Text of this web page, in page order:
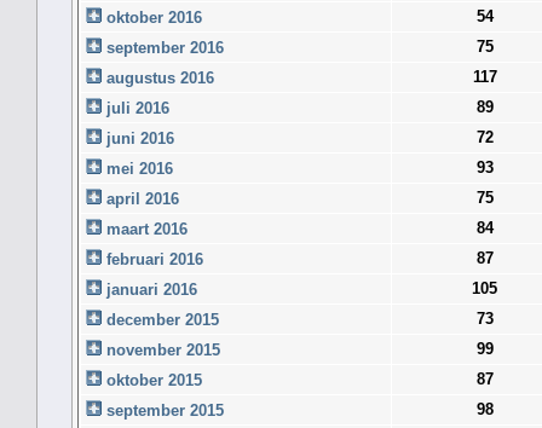
oktober 2016
54
september 2016
75
augustus 2016
117
juli 2016
89
juni 2016
72
mei 2016
93
april 2016
75
maart 2016
84
februari 2016
87
januari 2016
105
december 2015
73
november 2015
99
oktober 2015
87
september 2015
98